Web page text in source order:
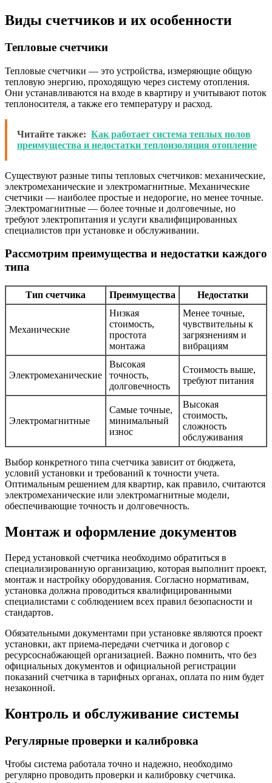
Виды счетчиков и их особенности
Тепловые счетчики
Тепловые счетчики — это устройства, измеряющие общую
тепловую энергию, проходящую через систему отопления.
Они устанавливаются на входе в квартиру и учитывают поток
теплоносителя, а также его температуру и расход.
Читайте также: Как работает система теплых полов
преимущества и недостатки теплоизоляция отопление
Существуют разные типы тепловых счетчиков: механические,
электромеханические и электромагнитные. Механические
счетчики — наиболее простые и недорогие, но менее точные.
Электромагнитные — более точные и долговечные, но
требуют электропитания и услуги квалифицированных
специалистов при установке и обслуживании.
Рассмотрим преимущества и недостатки каждого
типа
Тип счетчика Преимущества Недостатки
Механические
Низкая
стоимость,
простота
монтажа
Менее точные,
чувствительны к
загрязнениям и
вибрациям
Электромеханические
Высокая
точность,
долговечность
Стоимость выше,
требуют питания
Электромагнитные
Самые точные,
минимальный
износ
Высокая
стоимость,
сложность
обслуживания
Выбор конкретного типа счетчика зависит от бюджета,
условий установки и требований к точности учета.
Оптимальным решением для квартир, как правило, считаются
электромеханические или электромагнитные модели,
обеспечивающие точность и долговечность.
Монтаж и оформление документов
Перед установкой счетчика необходимо обратиться в
специализированную организацию, которая выполнит проект,
монтаж и настройку оборудования. Согласно нормативам,
установка должна проводиться квалифицированными
специалистами с соблюдением всех правил безопасности и
стандартов.
Обязательными документами при установке являются проект
установки, акт приема-передачи счетчика и договор с
ресурсоснабжающей организацией. Важно помнить, что без
официальных документов и официальной регистрации
показаний счетчика в тарифных органах, оплата по ним будет
незаконной.
Контроль и обслуживание системы
Регулярные проверки и калибровка
Чтобы система работала точно и надежно, необходимо
регулярно проводить проверки и калибровку счетчика.